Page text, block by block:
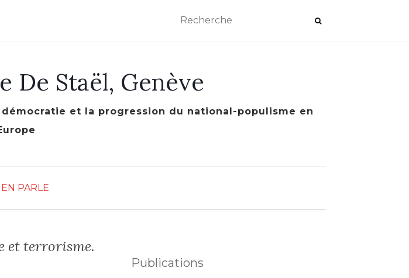
De Staël, Genève
et la progression du national-populisme en
PARLE
et terrorisme.
Publications